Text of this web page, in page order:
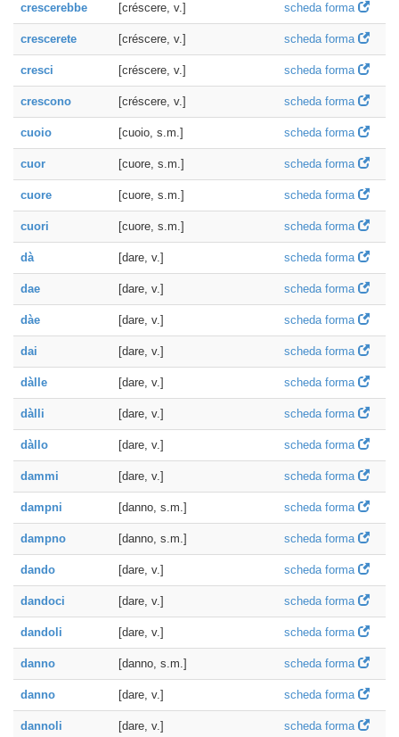
crescerebbe [créscere, v.] scheda forma
crescerete [créscere, v.] scheda forma
cresci [créscere, v.] scheda forma
crescono [créscere, v.] scheda forma
cuoio [cuoio, s.m.] scheda forma
cuor [cuore, s.m.] scheda forma
cuore [cuore, s.m.] scheda forma
cuori [cuore, s.m.] scheda forma
dà [dare, v.] scheda forma
dae [dare, v.] scheda forma
dàe [dare, v.] scheda forma
dai [dare, v.] scheda forma
dàlle [dare, v.] scheda forma
dàlli [dare, v.] scheda forma
dàllo [dare, v.] scheda forma
dammi [dare, v.] scheda forma
dampni [danno, s.m.] scheda forma
dampno [danno, s.m.] scheda forma
dando [dare, v.] scheda forma
dandoci [dare, v.] scheda forma
dandoli [dare, v.] scheda forma
danno [danno, s.m.] scheda forma
danno [dare, v.] scheda forma
dannoli [dare, v.] scheda forma